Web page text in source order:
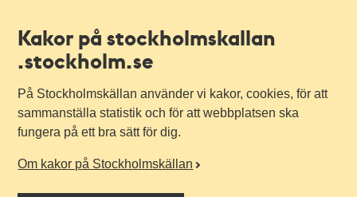
Kakor på stockholmskallan
.stockholm.se
På Stockholmskällan använder vi kakor, cookies, för att
sammanställa statistik och för att webbplatsen ska
fungera på ett bra sätt för dig.
Om kakor på Stockholmskällan